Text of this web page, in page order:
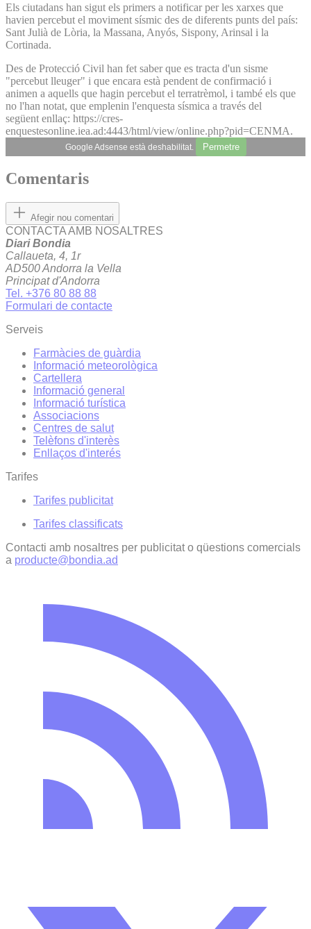
Els ciutadans han sigut els primers a notificar per les xarxes que
havien percebut el moviment sísmic des de diferents punts del país:
Sant Julià de Lòria, la Massana, Anyós, Sispony, Arinsal i la
Cortinada.
Des de Protecció Civil han fet saber que es tracta d'un sisme
"percebut lleuger" i que encara està pendent de confirmació i
animen a aquells que hagin percebut el terratrèmol, i també els que
no l'han notat, que emplenin l'enquesta sísmica a través del
següent enllaç: https://cres-
enquestesonline.iea.ad:4443/html/view/online.php?pid=CENMA.
Google Adsense està deshabilitat. Permetre
Comentaris
Afegir nou comentari
CONTACTA AMB NOSALTRES
Diari Bondia
Callaueta, 4, 1r
AD500 Andorra la Vella
Principat d'Andorra
Tel. +376 80 88 88
Formulari de contacte
Serveis
Farmàcies de guàrdia
Informació meteorològica
Cartellera
Informació general
Informació turística
Associacions
Centres de salut
Telèfons d'interès
Enllaços d'interés
Tarifes
Tarifes publicitat
Tarifes classificats
Contacti amb nosaltres per publicitat o qüestions comercials
a producte@bondia.ad